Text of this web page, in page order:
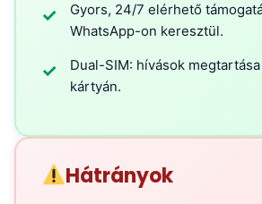
✓
Gyors, 24/7 elérhető
WhatsApp-on keresztül.
✓
Dual-SIM: hívások
kártyán.
Hátrányok